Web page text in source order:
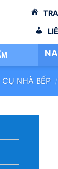
CỤ NHÀ BẾP /